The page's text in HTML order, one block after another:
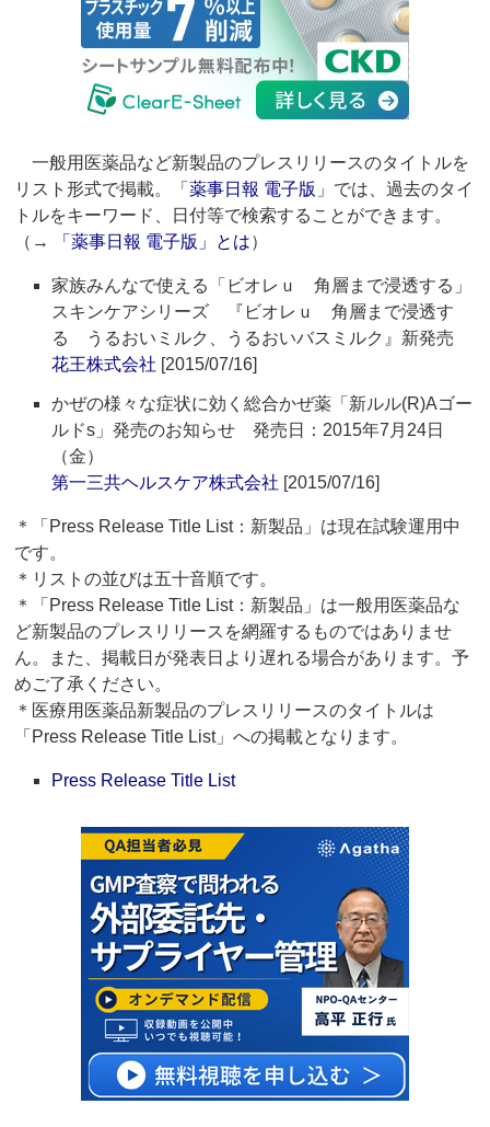
一般用医薬品など新製品のプレスリリースのタイトルを
リスト形式で掲載。「薬事日報 電子版 」では、過去のタイ
トルをキーワード、日付等で検索することができます。
（→
「薬事日報 電子版」とは）
家族みんなで使える「ビオレｕ 角層まで浸透する」
スキンケアシリーズ 『ビオレｕ 角層まで浸透す
る うるおいミルク、うるおいバスミルク』新発売
花王株式会社 [2015/07/16]
かぜの様々な症状に効く総合かぜ薬「新ルル(R)Aゴー
ルドs」発売のお知らせ 発売日：2015年7月24日
（金）
第一三共ヘルスケア株式会社 [2015/07/16]
＊「Press Release Title List：新製品」は現在試験運用中
です。
＊リストの並びは五十音順です。
＊「Press Release Title List：新製品」は一般用医薬品な
ど新製品のプレスリリースを網羅するものではありませ
ん。また、掲載日が発表日より遅れる場合があります。予
めご了承ください。
＊医療用医薬品新製品のプレスリリースのタイトルは
「Press Release Title List」への掲載となります。
Press Release Title List